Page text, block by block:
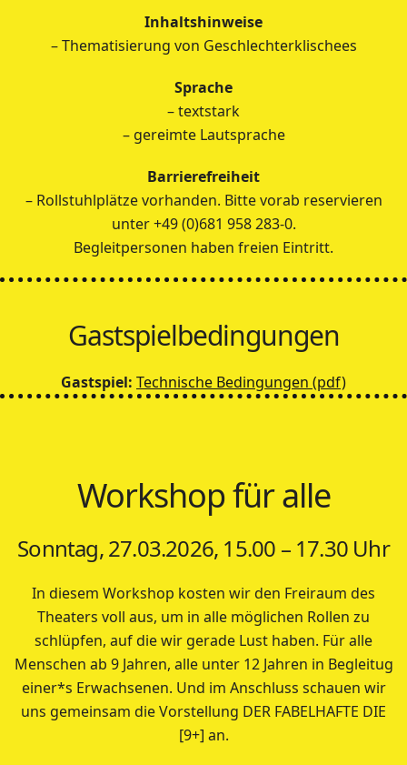
Inhaltshinweise
– Thematisierung von Geschlechterklischees
Sprache
– textstark
– gereimte Lautsprache
Barrierefreiheit
– Rollstuhlplätze vorhanden. Bitte vorab reservieren
unter +49 (0)681 958 283-0.
Begleitpersonen haben freien Eintritt.
Gastspielbedingungen
Gastspiel: Technische Bedingungen (pdf)
Workshop für alle
Sonntag, 27.03.2026, 15.00 – 17.30 Uhr
In diesem Workshop kosten wir den Freiraum des
Theaters voll aus, um in alle möglichen Rollen zu
schlüpfen, auf die wir gerade Lust haben. Für alle
Menschen ab 9 Jahren, alle unter 12 Jahren in Begleitug
einer*s Erwachsenen. Und im Anschluss schauen wir
uns gemeinsam die Vorstellung DER FABELHAFTE DIE
[9+] an.